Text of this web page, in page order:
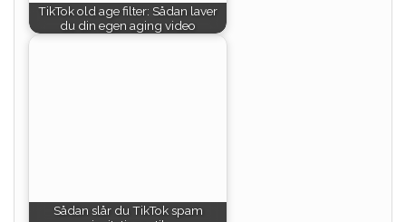
TikTok old age filter: Sådan laver
du din egen aging video
Sådan slår du TikTok spam